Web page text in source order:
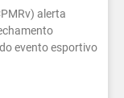
alerta
evento esportivo